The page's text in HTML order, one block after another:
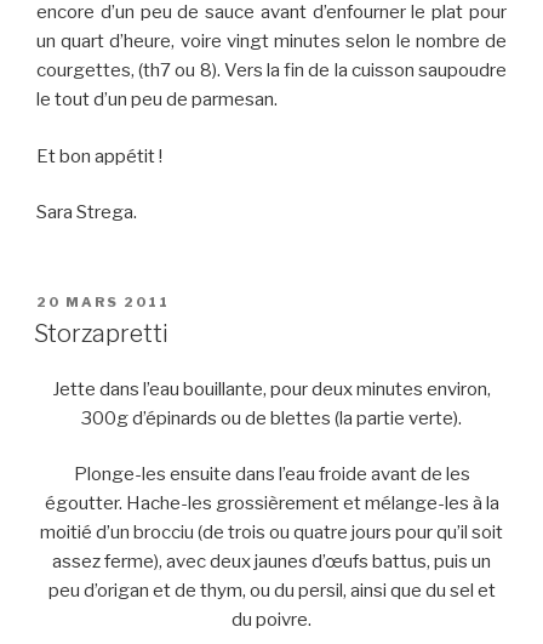
encore d’un peu de sauce avant d’enfourner le plat pour
un quart d’heure, voire vingt minutes selon le nombre de
courgettes, (th7 ou 8). Vers la fin de la cuisson saupoudre
le tout d’un peu de parmesan.
Et bon appétit !
Sara Strega.
PUBLIÉ
LE
20 MARS 2011
Storzapretti
Jette dans l’eau bouillante, pour deux minutes environ,
300g d’épinards ou de blettes (la partie verte).
Plonge-les ensuite dans l’eau froide avant de les
égoutter. Hache-les grossièrement et mélange-les à la
moitié d’un brocciu (de trois ou quatre jours pour qu’il soit
assez ferme), avec deux jaunes d’œufs battus, puis un
peu d’origan et de thym, ou du persil, ainsi que du sel et
du poivre.